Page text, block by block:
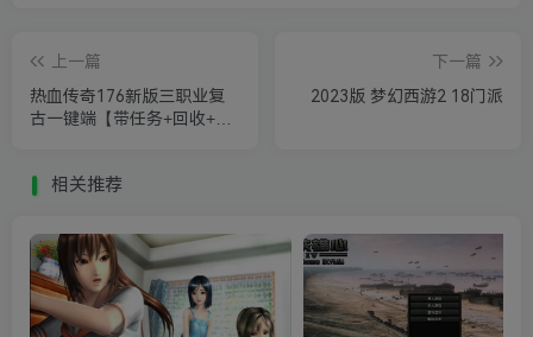
上一篇
热血传奇176新版三职业复
古一键端【带任务+回收+天
下一篇
2023版 梦幻西游2 18门派
相关推荐